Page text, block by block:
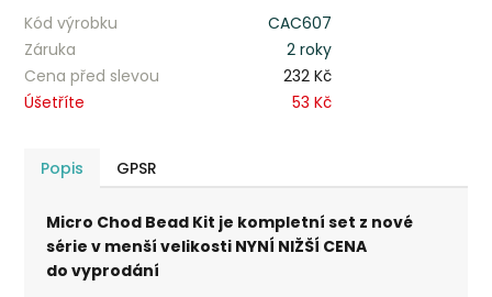
Kód výrobku
CAC607
Záruka
2 roky
Cena před slevou
232 Kč
Úšetříte
53 Kč
Popis GPSR
Micro Chod Bead Kit je kompletní set z nové
série v menší velikosti NYNÍ NIŽŠÍ CENA
do vyprodání